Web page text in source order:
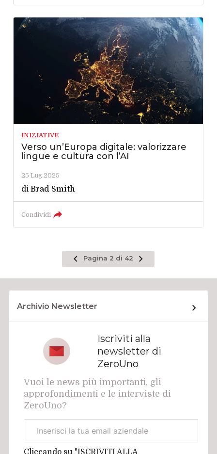
INIZIATIVE
Verso un’Europa digitale: valorizzare
lingue e cultura con l’AI
25 Lug 2025
diBrad Smith
Condividi
Pagina
precedente
Pagina 2 di 42
Pagina
successiva
Archivio Newsletter
Iscriviti alla
newsletter di
ZeroUno
Vuoi le news più importanti, gli
approfondimenti e le interviste di
ZeroUno?
aziendale
Cliccando su "ISCRIVITI ALLA